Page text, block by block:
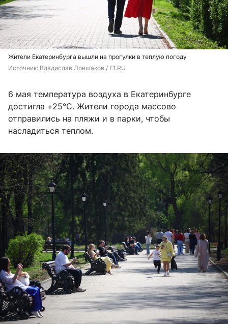
Жители Екатеринбурга вышли на прогулки в теплую погоду
Источник: Владислав Лоншаков / E1.RU
6 мая температура воздуха в Екатеринбурге
достигла +25°C. Жители города массово
отправились на пляжи и в парки, чтобы
насладиться теплом.